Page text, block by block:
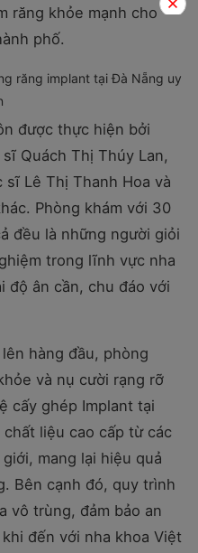
răng khỏe mạnh cho
phố.
răng implant tại Đà Nẵng uy
được thực hiện bởi
Quách Thị Thúy Lan,
Lê Thị Thanh Hoa và
Phòng khám với 30
đều là những người giỏi
trong lĩnh vực nha
độ ân cần, chu đáo với
hàng đầu, phòng
và nụ cười rạng rỡ
cấy ghép Implant tại
liệu cao cấp từ các
mang lại hiệu quả
Bên cạnh đó, quy trình
vô trùng, đảm bảo an
đến với nha khoa Việt